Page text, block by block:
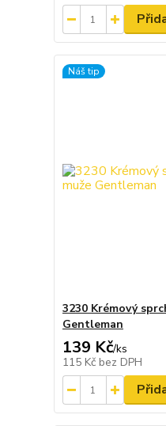
Náš tip
3230 Krémový
Gentleman
139 Kč/ks
115 Kč bez DPH